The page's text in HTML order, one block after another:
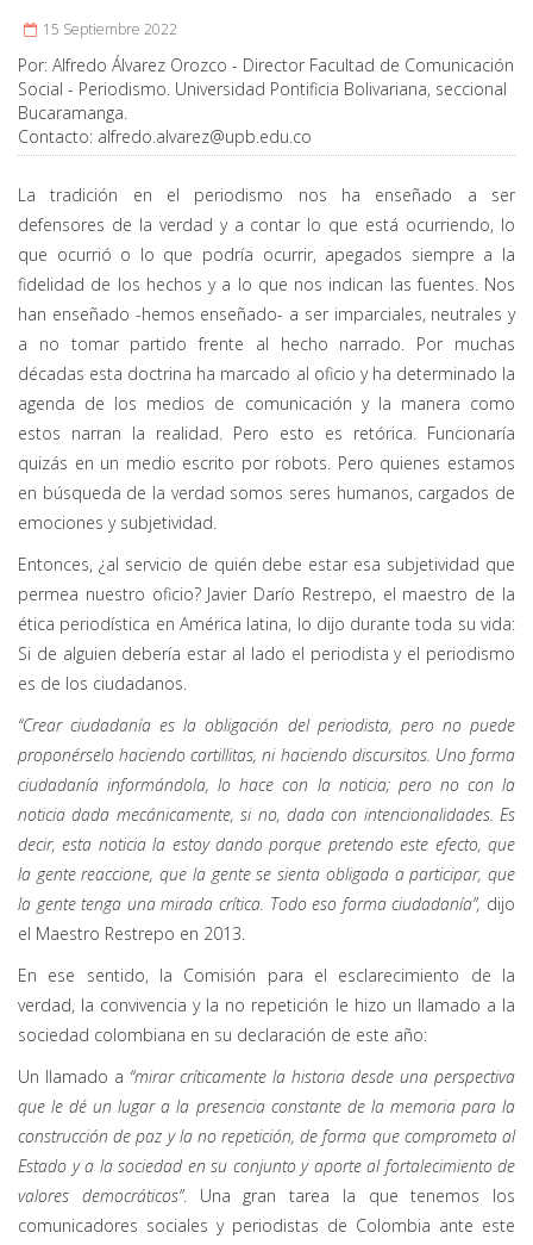
15 Septiembre 2022
Por: Alfredo Álvarez Orozco - Director Facultad de Comunicación
Social - Periodismo. Universidad Pontificia Bolivariana, seccional
Bucaramanga.
Contacto: alfredo.alvarez@upb.edu.co
La tradición en el periodismo nos ha enseñado a ser
defensores de la verdad y a contar lo que está ocurriendo, lo
que ocurrió o lo que podría ocurrir, apegados siempre a la
fidelidad de los hechos y a lo que nos indican las fuentes. Nos
han enseñado -hemos enseñado- a ser imparciales, neutrales y
a no tomar partido frente al hecho narrado. Por muchas
décadas esta doctrina ha marcado al oficio y ha determinado la
agenda de los medios de comunicación y la manera como
estos narran la realidad. Pero esto es retórica. Funcionaría
quizás en un medio escrito por robots. Pero quienes estamos
en búsqueda de la verdad somos seres humanos, cargados de
emociones y subjetividad.
Entonces, ¿al servicio de quién debe estar esa subjetividad que
permea nuestro oficio? Javier Darío Restrepo, el maestro de la
ética periodística en América latina, lo dijo durante toda su vida:
Si de alguien debería estar al lado el periodista y el periodismo
es de los ciudadanos.
“Crear ciudadanía es la obligación del periodista, pero no puede
proponérselo haciendo cartillitas, ni haciendo discursitos. Uno forma
ciudadanía informándola, lo hace con la noticia; pero no con la
noticia dada mecánicamente, si no, dada con intencionalidades. Es
decir, esta noticia la estoy dando porque pretendo este efecto, que
la gente reaccione, que la gente se sienta obligada a participar, que
la gente tenga una mirada crítica. Todo eso forma ciudadanía”, dijo
el Maestro Restrepo en 2013.
En ese sentido, la Comisión para el esclarecimiento de la
verdad, la convivencia y la no repetición le hizo un llamado a la
sociedad colombiana en su declaración de este año:
Un llamado a “mirar críticamente la historia desde una perspectiva
que le dé un lugar a la presencia constante de la memoria para la
construcción de paz y la no repetición, de forma que comprometa al
Estado y a la sociedad en su conjunto y aporte al fortalecimiento de
valores democráticos”. Una gran tarea la que tenemos los
comunicadores sociales y periodistas de Colombia ante este